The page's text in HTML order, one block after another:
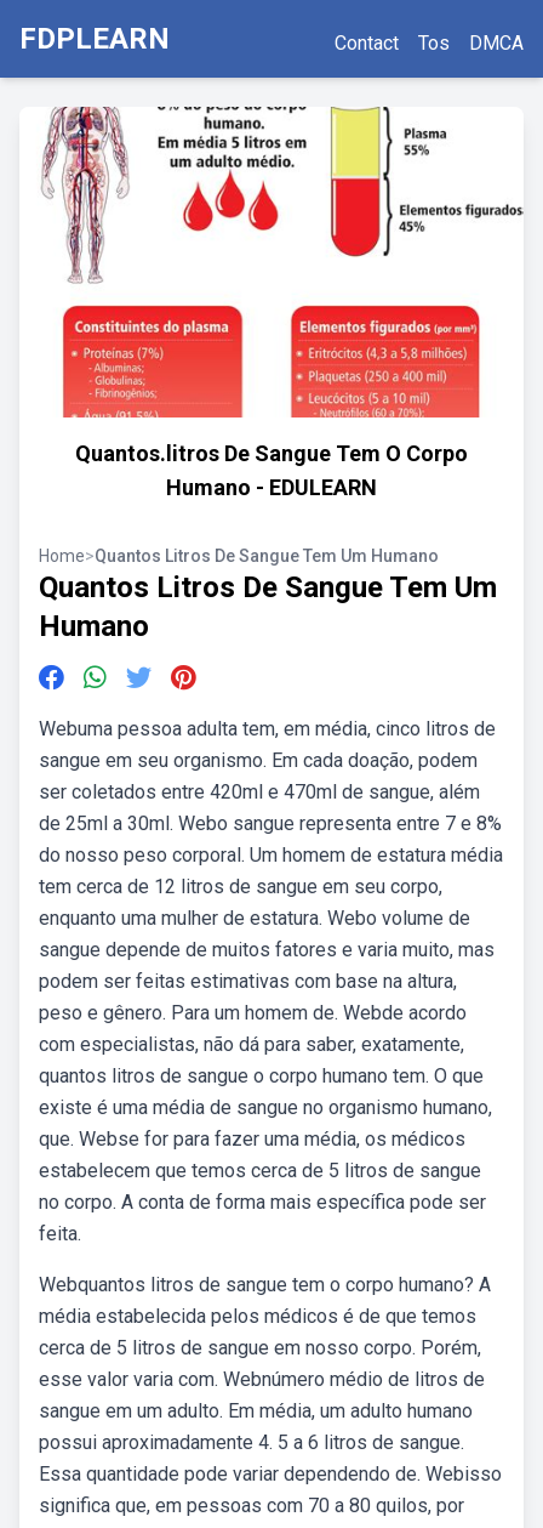
FDPLEARN Contact Tos DMCA
Quantos.litros De Sangue Tem O Corpo
Humano - EDULEARN
Home>Quantos Litros De Sangue Tem Um Humano
Quantos Litros De Sangue Tem Um
Humano
Webuma pessoa adulta tem, em média, cinco litros de
sangue em seu organismo. Em cada doação, podem
ser coletados entre 420ml e 470ml de sangue, além
de 25ml a 30ml. Webo sangue representa entre 7 e 8%
do nosso peso corporal. Um homem de estatura média
tem cerca de 12 litros de sangue em seu corpo,
enquanto uma mulher de estatura. Webo volume de
sangue depende de muitos fatores e varia muito, mas
podem ser feitas estimativas com base na altura,
peso e gênero. Para um homem de. Webde acordo
com especialistas, não dá para saber, exatamente,
quantos litros de sangue o corpo humano tem. O que
existe é uma média de sangue no organismo humano,
que. Webse for para fazer uma média, os médicos
estabelecem que temos cerca de 5 litros de sangue
no corpo. A conta de forma mais específica pode ser
feita.
Webquantos litros de sangue tem o corpo humano? A
média estabelecida pelos médicos é de que temos
cerca de 5 litros de sangue em nosso corpo. Porém,
esse valor varia com. Webnúmero médio de litros de
sangue em um adulto. Em média, um adulto humano
possui aproximadamente 4. 5 a 6 litros de sangue.
Essa quantidade pode variar dependendo de. Webisso
significa que, em pessoas com 70 a 80 quilos, por